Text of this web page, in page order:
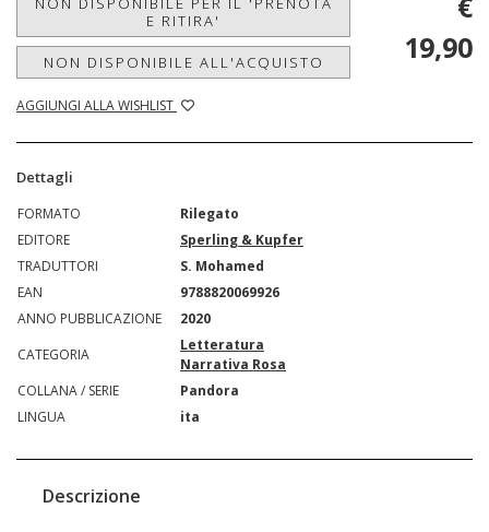
E RITIRA'
NON DISPONIBILE ALL'ACQUISTO
AGGIUNGI ALLA WISHLIST
19,90
Dettagli
FORMATO
Rilegato
EDITORE
Sperling & Kupfer
TRADUTTORI
S. Mohamed
EAN
9788820069926
ANNO PUBBLICAZIONE
2020
CATEGORIA
Letteratura
Narrativa Rosa
COLLANA / SERIE
Pandora
LINGUA
ita
Descrizione